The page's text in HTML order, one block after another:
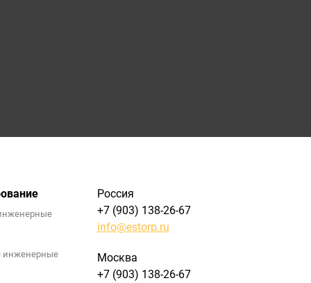
инженерные
Россия
+7 (903) 138-26-67
info@estorp.ru
Москва
+7 (903) 138-26-67